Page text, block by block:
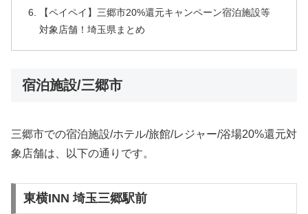
【ペイペイ】三郷市20%還元キャンペーン宿泊施設等
対象店舗！埼玉県まとめ
宿泊施設/三郷市
三郷市での宿泊施設/ホテル/旅館/レジャー/浴場20%還元対
象店舗は、以下の通りです。
東横INN 埼玉三郷駅前